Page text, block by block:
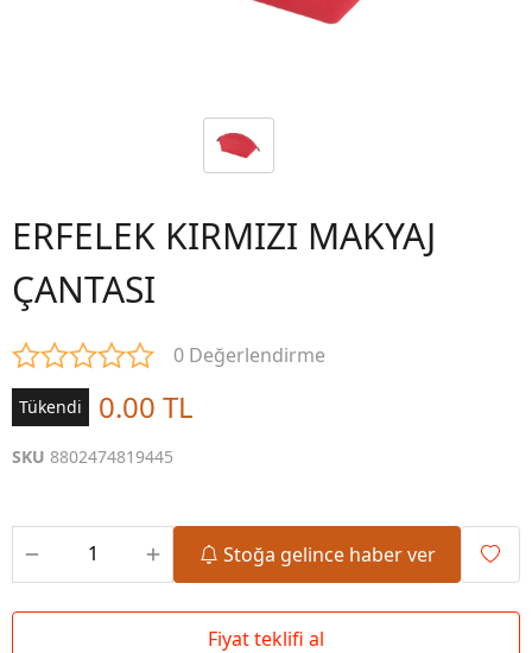
ERFELEK KIRMIZI MAKYAJ
ÇANTASI
0 Değerlendirme
Tükendi 0.00 TL
SKU 8802474819445
Stoğa gelince haber ver
Fiyat teklifi al